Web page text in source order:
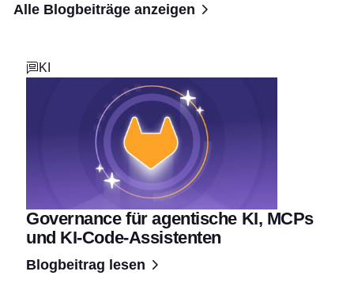
Alle Blogbeiträge anzeigen
KI
Governance für agentische KI, MCPs
und KI-Code-Assistenten
Blogbeitrag lesen